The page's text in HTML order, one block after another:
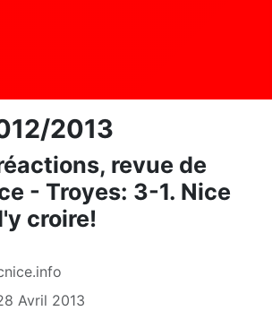
2013
revue de
- Troyes: 3-1. Nice
croire!
Avril 2013